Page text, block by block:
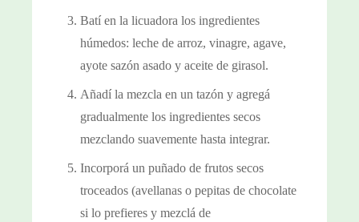
Batí en la licuadora los ingredientes
húmedos: leche de arroz, vinagre, agave,
ayote sazón asado y aceite de girasol.
Añadí la mezcla en un tazón y agregá
gradualmente los ingredientes secos
mezclando suavemente hasta integrar.
Incorporá un puñado de frutos secos
troceados (avellanas o pepitas de chocolate
si lo prefieres y mezclá de